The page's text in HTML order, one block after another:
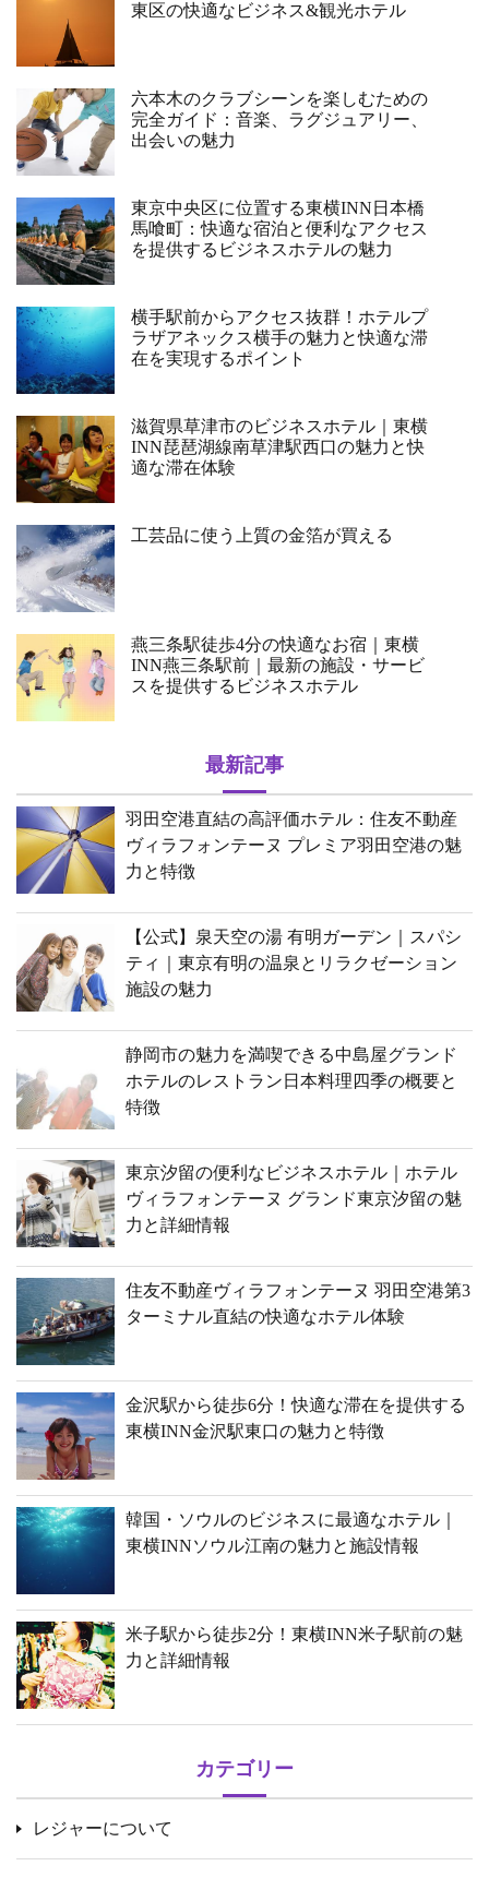
東区の快適なビジネス&観光ホテル
六本木のクラブシーンを楽しむための
完全ガイド：音楽、ラグジュアリー、
出会いの魅力
東京中央区に位置する東横INN日本橋
馬喰町：快適な宿泊と便利なアクセス
を提供するビジネスホテルの魅力
横手駅前からアクセス抜群！ホテルプ
ラザアネックス横手の魅力と快適な滞
在を実現するポイント
滋賀県草津市のビジネスホテル｜東横
INN琵琶湖線南草津駅西口の魅力と快
適な滞在体験
工芸品に使う上質の金箔が買える
燕三条駅徒歩4分の快適なお宿｜東横
INN燕三条駅前｜最新の施設・サービ
スを提供するビジネスホテル
最新記事
羽田空港直結の高評価ホテル：住友不動産
ヴィラフォンテーヌ プレミア羽田空港の魅
力と特徴
【公式】泉天空の湯 有明ガーデン｜スパシ
ティ｜東京有明の温泉とリラクゼーション
施設の魅力
静岡市の魅力を満喫できる中島屋グランド
ホテルのレストラン日本料理四季の概要と
特徴
東京汐留の便利なビジネスホテル｜ホテル
ヴィラフォンテーヌ グランド東京汐留の魅
力と詳細情報
住友不動産ヴィラフォンテーヌ 羽田空港第3
ターミナル直結の快適なホテル体験
金沢駅から徒歩6分！快適な滞在を提供する
東横INN金沢駅東口の魅力と特徴
韓国・ソウルのビジネスに最適なホテル｜
東横INNソウル江南の魅力と施設情報
米子駅から徒歩2分！東横INN米子駅前の魅
力と詳細情報
カテゴリー
レジャーについて